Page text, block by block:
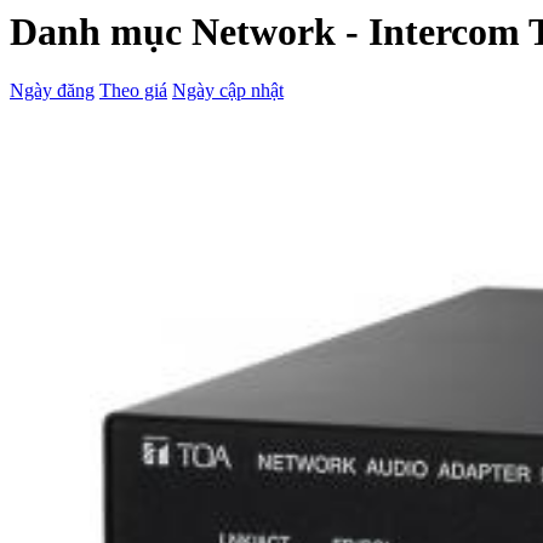
Danh mục Network - Intercom
Ngày đăng Theo giá Ngày cập nhật